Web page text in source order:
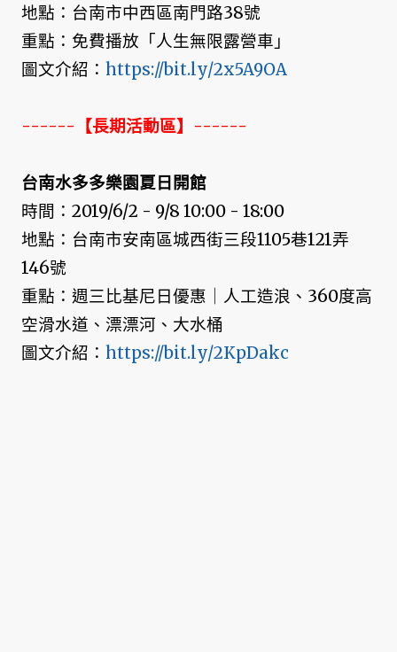
地點：台南市中西區南門路38號
重點：免費播放「人生無限露營車」
圖文介紹： https://bit.ly/2x5A9OA
------【長期活動區】------
台南水多多樂園夏日開館
時間：2019/6/2 - 9/8 10:00 - 18:00
地點：台南市安南區城西街三段1105巷121弄
146號
重點：週三比基尼日優惠｜人工造浪、360度高
空滑水道、漂漂河、大水桶
圖文介紹： https://bit.ly/2KpDakc